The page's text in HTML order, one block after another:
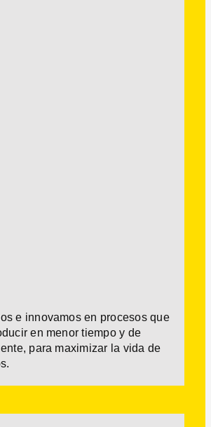
e innovamos en procesos que
en menor tiempo y de
para maximizar la vida de